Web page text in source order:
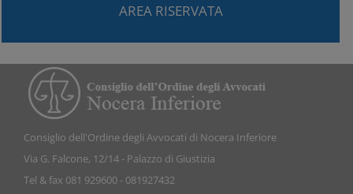
AREA RISERVATA
Consiglio dell'Ordine degli Avvocati di Nocera Inferiore
Via G. Falcone, 12/14 - Palazzo di Giustizia
Tel & fax 081 929600 - 081927432